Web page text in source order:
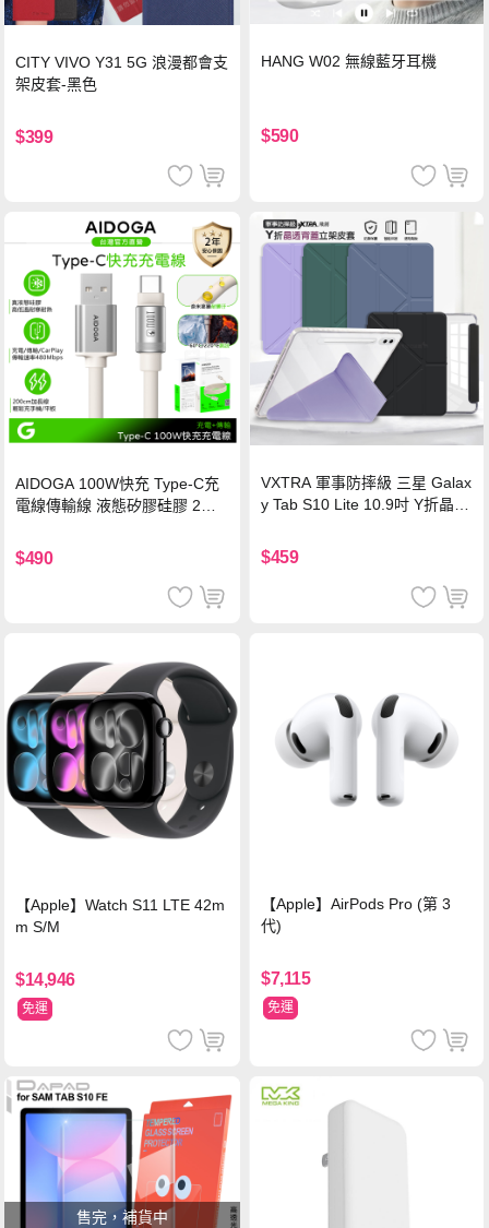
CITY VIVO Y31 5G 浪漫都會支
架皮套-黑色
$399
HANG W02 無線藍牙耳機
$590
AIDOGA 100W快充 Type-C充
電線傳輸線 液態矽膠硅膠 2M
$490
VXTRA 軍事防摔級 三星 Galax
y Tab S10 Lite 10.9吋 Y折晶透
$459
【Apple】Watch S11 LTE 42m
m S/M
$14,946
免運
【Apple】AirPods Pro (第 3
代)
$7,115
免運
售完，補貨中